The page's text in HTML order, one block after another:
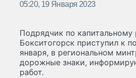
05:20, 19 Января 2023
Подрядчик по
Бокситогорск приступил к
января, в региональном
дорожные знаки,
работ.